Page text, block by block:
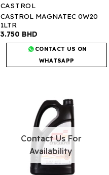
CASTROL
CASTROL MAGNATEC 0W20
1LTR
3.750 BHD
CONTACT US ON
WHATSAPP
Contact Us For
Availability